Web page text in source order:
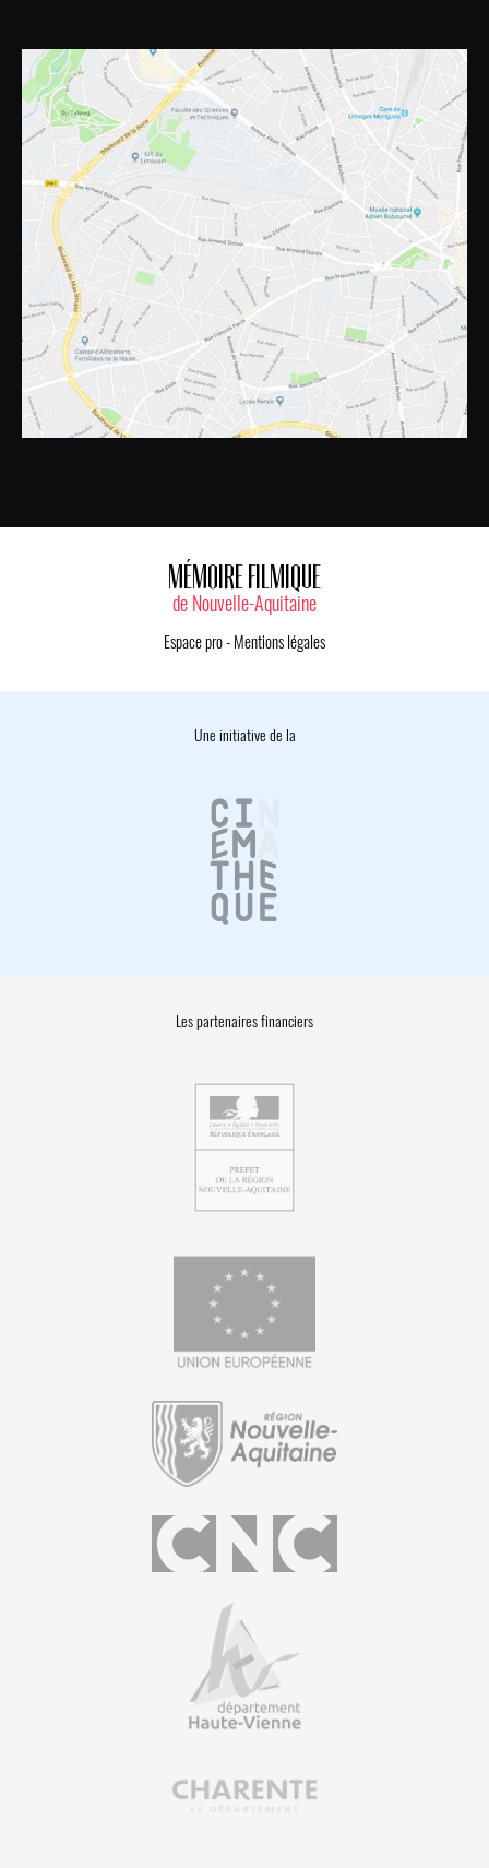
MÉMOIRE FILMIQUE
de Nouvelle-Aquitaine
Espace pro- Mentions légales
Une initiative de la
Les partenaires financiers